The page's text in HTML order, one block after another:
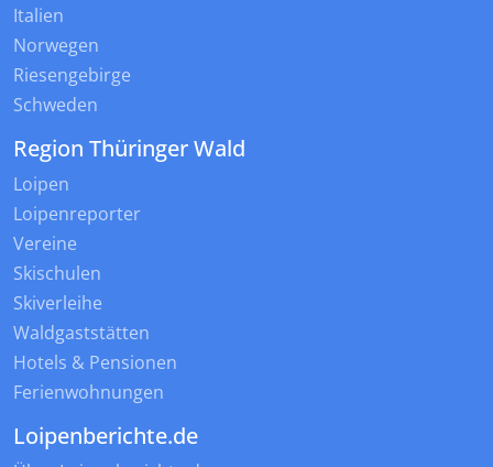
Italien
Norwegen
Riesengebirge
Schweden
Region Thüringer Wald
Loipen
Loipenreporter
Vereine
Skischulen
Skiverleihe
Waldgaststätten
Hotels & Pensionen
Ferienwohnungen
Loipenberichte.de